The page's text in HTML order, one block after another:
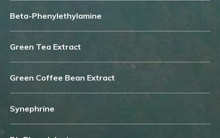
Beta-Phenylethylamine
Green Tea Extract
Green Coffee Bean Extract
Synephrine